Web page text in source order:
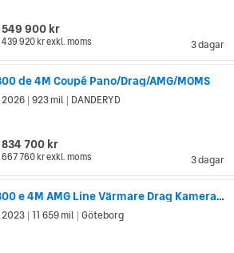
3 dagar
549 900 kr
439 920 krexkl. moms
de 4M Coupé Pano/Drag/AMG/MOMS
3 dagar
2026 923 mil DANDERYD
834 700 kr
667 760 krexkl. moms
Mercedes-Benz GLC 300 e 4M AMG Line Värmare Drag Kamera MOMS
2023 11 659 mil Göteborg